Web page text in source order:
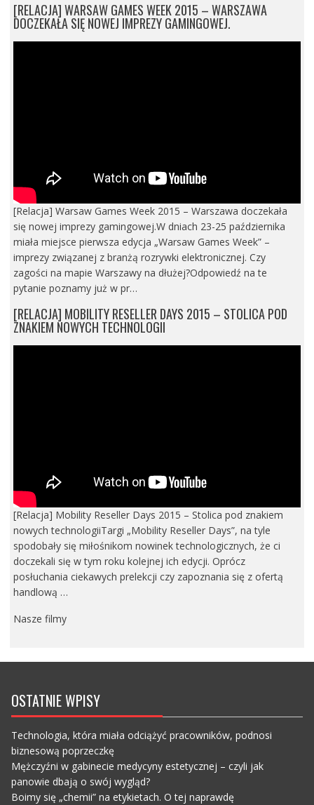
[RELACJA] WARSAW GAMES WEEK 2015 – WARSZAWA
DOCZEKAŁA SIĘ NOWEJ IMPREZY GAMINGOWEJ.
[Relacja] Warsaw Games Week 2015 – Warszawa doczekała
się nowej imprezy gamingowej.W dniach 23-25 października
miała miejsce pierwsza edycja „Warsaw Games Week” –
imprezy związanej z branżą rozrywki elektronicznej. Czy
zagości na mapie Warszawy na dłużej?Odpowiedź na te
pytanie poznamy już w pr…
[RELACJA] MOBILITY RESELLER DAYS 2015 – STOLICA POD
ZNAKIEM NOWYCH TECHNOLOGII
[Relacja] Mobility Reseller Days 2015 – Stolica pod znakiem
nowych technologiiTargi „Mobility Reseller Days”, na tyle
spodobały się miłośnikom nowinek technologicznych, że ci
doczekali się w tym roku kolejnej ich edycji. Oprócz
posłuchania ciekawych prelekcji czy zapoznania się z ofertą
handlową …
Nasze filmy
OSTATNIE WPISY
Technologia, która miała odciążyć pracowników, podnosi
biznesową poprzeczkę
Mężczyźni w gabinecie medycyny estetycznej – czyli jak
panowie dbają o swój wygląd?
Boimy się „chemii” na etykietach. O tej naprawdę